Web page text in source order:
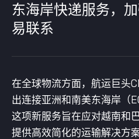
东海岸快递服务，
易联系
在全球物流方面，航运巨头
出连接亚洲和南美东海岸（
这项新服务旨在应对越南和
提供高效简化的运输解决方